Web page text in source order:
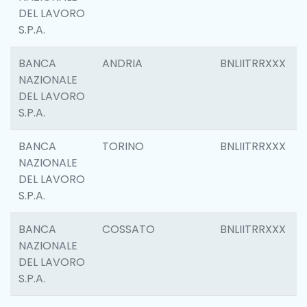
DEL LAVORO
S.P.A.
BANCA
NAZIONALE
DEL LAVORO
S.P.A.
ANDRIA BNLIITRRXXX
BANCA
NAZIONALE
DEL LAVORO
S.P.A.
TORINO BNLIITRRXXX
BANCA
NAZIONALE
DEL LAVORO
S.P.A.
COSSATO BNLIITRRXXX